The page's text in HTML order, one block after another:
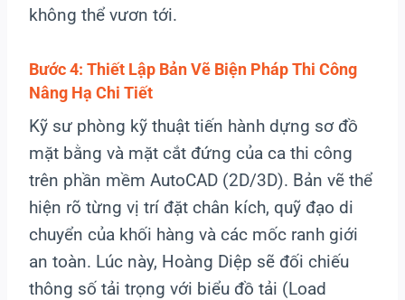
không thể vươn tới.
Bước 4: Thiết Lập Bản Vẽ Biện Pháp Thi Công
Nâng Hạ Chi Tiết
Kỹ sư phòng kỹ thuật tiến hành dựng sơ đồ
mặt bằng và mặt cắt đứng của ca thi công
trên phần mềm AutoCAD (2D/3D). Bản vẽ thể
hiện rõ từng vị trí đặt chân kích, quỹ đạo di
chuyển của khối hàng và các mốc ranh giới
an toàn. Lúc này, Hoàng Diệp sẽ đối chiếu
thông số tải trọng với biểu đồ tải (Load